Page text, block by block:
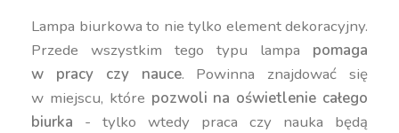
Lampa biurkowa to nie tylko element dekoracyjny.
Przede wszystkim tego typu lampa pomaga
w pracy czy nauce. Powinna znajdować się
w miejscu, które pozwoli na oświetlenie całego
biurka - tylko wtedy praca czy nauka będą